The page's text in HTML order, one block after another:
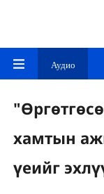
Аудио
хамтын
үеийг